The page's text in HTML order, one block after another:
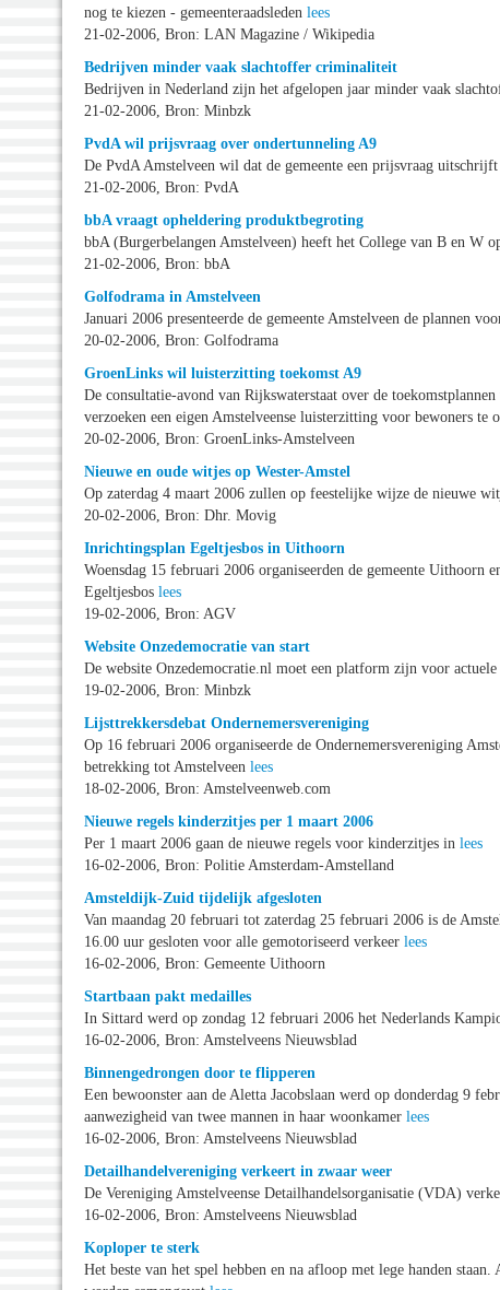
nog te kiezen - gemeenteraadsleden lees
21-02-2006, Bron: LAN Magazine / Wikipedia
Bedrijven minder vaak slachtoffer criminaliteit
Bedrijven in Nederland zijn het afgelopen jaar minder vaak
21-02-2006, Bron: Minbzk
PvdA wil prijsvraag over ondertunneling A9
De PvdA Amstelveen wil dat de gemeente een prijsvraag
21-02-2006, Bron: PvdA
bbA vraagt opheldering produktbegroting
bbA (Burgerbelangen Amstelveen) heeft het College van B en W
21-02-2006, Bron: bbA
Golfodrama in Amstelveen
Januari 2006 presenteerde de gemeente Amstelveen de plannen
20-02-2006, Bron: Golfodrama
GroenLinks wil luisterzitting toekomst A9
De consultatie-avond van Rijkswaterstaat over de
verzoeken een eigen Amstelveense luisterzitting voor bewoners te
20-02-2006, Bron: GroenLinks-Amstelveen
Nieuwe en oude witjes op Wester-Amstel
Op zaterdag 4 maart 2006 zullen op feestelijke wijze de nieuwe
20-02-2006, Bron: Dhr. Movig
Inrichtingsplan Egeltjesbos in Uithoorn
Woensdag 15 februari 2006 organiseerden de gemeente
Egeltjesbos lees
19-02-2006, Bron: AGV
Website Onzedemocratie van start
De website Onzedemocratie.nl moet een platform zijn voor
19-02-2006, Bron: Minbzk
Lijsttrekkersdebat Ondernemersvereniging
Op 16 februari 2006 organiseerde de Ondernemersvereniging
betrekking tot Amstelveen lees
18-02-2006, Bron: Amstelveenweb.com
Nieuwe regels kinderzitjes per 1 maart 2006
Per 1 maart 2006 gaan de nieuwe regels voor kinderzitjes in lees
16-02-2006, Bron: Politie Amsterdam-Amstelland
Amsteldijk-Zuid tijdelijk afgesloten
Van maandag 20 februari tot zaterdag 25 februari 2006 is de
16.00 uur gesloten voor alle gemotoriseerd verkeer lees
16-02-2006, Bron: Gemeente Uithoorn
Startbaan pakt medailles
In Sittard werd op zondag 12 februari 2006 het Nederlands
16-02-2006, Bron: Amstelveens Nieuwsblad
Binnengedrongen door te flipperen
Een bewoonster aan de Aletta Jacobslaan werd op donderdag 9
aanwezigheid van twee mannen in haar woonkamer lees
16-02-2006, Bron: Amstelveens Nieuwsblad
Detailhandelvereniging verkeert in zwaar weer
De Vereniging Amstelveense Detailhandelsorganisatie (VDA)
16-02-2006, Bron: Amstelveens Nieuwsblad
Koploper te sterk
Het beste van het spel hebben en na afloop met lege handen